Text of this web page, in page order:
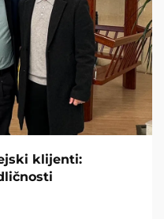
klijenti: